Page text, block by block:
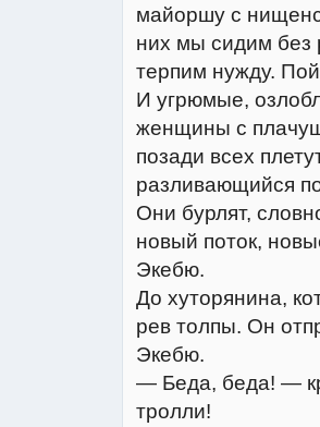
майоршу с
них мы сидим без
терпим нужду.
И угрюмые,
женщины с
позади всех
разливающийся
Они бурлят,
новый поток,
Экебю.
До хуторянина,
рев толпы. Он
Экебю.
— Беда, беда! —
тролли!